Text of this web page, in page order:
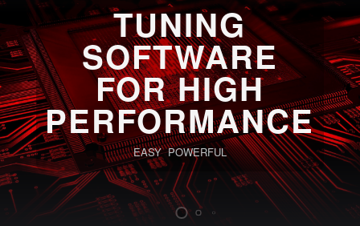
TUNING
SOFTWARE
FOR HIGH
PERFORMANCE
EASY POWERFUL